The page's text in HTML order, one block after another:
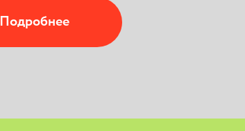
Подробнее